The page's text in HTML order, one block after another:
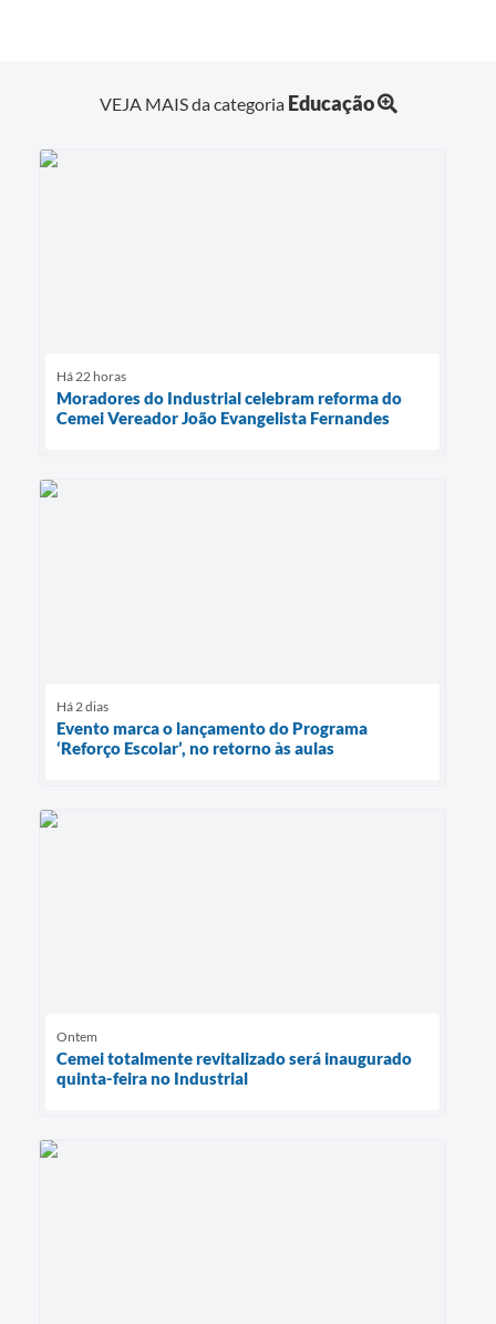
VEJA MAIS da categoria Educação
Há 22 horas
Moradores do Industrial celebram reforma do
Cemei Vereador João Evangelista Fernandes
Há 2 dias
Evento marca o lançamento do Programa
‘Reforço Escolar’, no retorno às aulas
Ontem
Cemei totalmente revitalizado será inaugurado
quinta-feira no Industrial